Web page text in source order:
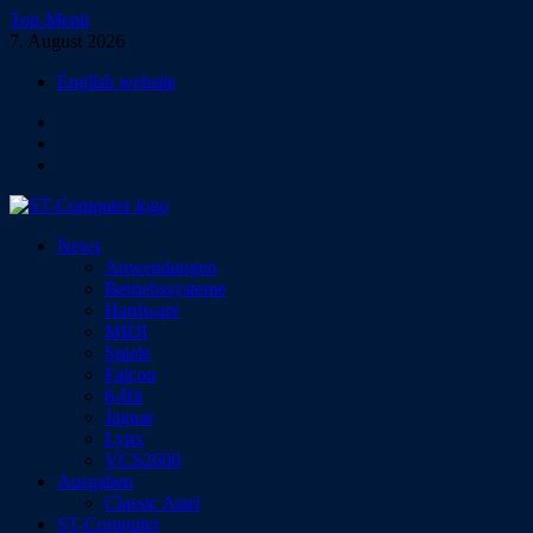
Zum
Inhalt
Top-Menü
7. August 2026
English website
ST-Computer
Das Magazin für Atari-Computer und -Konsolen
News
Anwendungen
Betriebssysteme
Hardware
MIDI
Spiele
Falcon
8-Bit
Jaguar
Lynx
VCS2600
Ausgaben
Classic Atari
ST-Computer